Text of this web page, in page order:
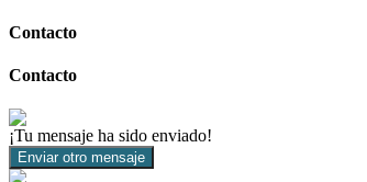
Contacto
Contacto
¡Tu mensaje ha sido enviado!
Enviar otro mensaje